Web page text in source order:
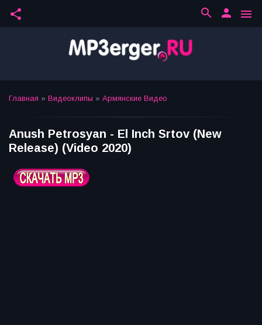
share menu
person
search
Главная » Видеоклипы » Армянские Видео
Anush Petrosyan - El Inch Srtov (New
Release) (Video 2020)